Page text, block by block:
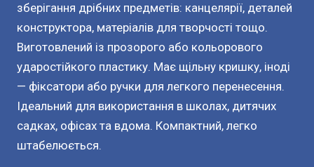
зберігання дрібних предметів: канцелярії, деталей
конструктора, матеріалів для творчості тощо.
Виготовлений із прозорого або кольорового
ударостійкого пластику. Має щільну кришку, іноді
— фіксатори або ручки для легкого перенесення.
Ідеальний для використання в школах, дитячих
садках, офісах та вдома. Компактний, легко
штабелюється.